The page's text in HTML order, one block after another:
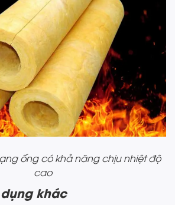
ống có khả năng chịu nhiệt độ
cao
khác